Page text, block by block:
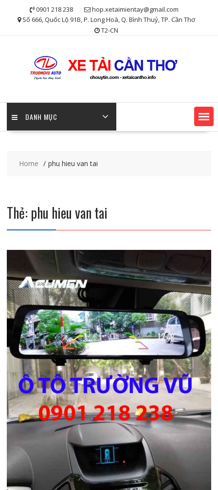
0901 218 238
hop.xetaimientay@gmail.com
Số 666, Quốc Lộ 91B, P. Long Hoà, Q. Bình Thuỷ, TP. Cần Thơ
T2-CN
DANH MỤC
Home phu hieu van tai
Thẻ: phu hieu van tai